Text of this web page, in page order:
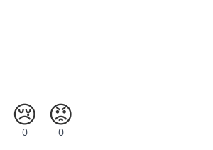
😢
0
😡
0